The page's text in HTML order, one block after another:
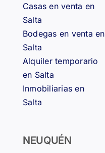
Casas en venta en
Salta
Bodegas en venta en
Salta
Alquiler temporario
en Salta
Inmobiliarias en
Salta
NEUQUÉN